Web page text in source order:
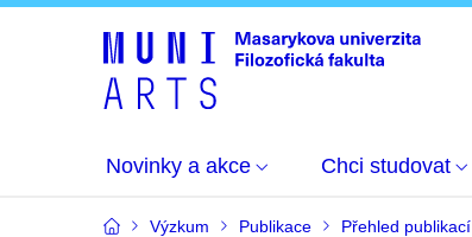
Novinky a akce Chci studovat
Výzkum Publikace Přehled publikací